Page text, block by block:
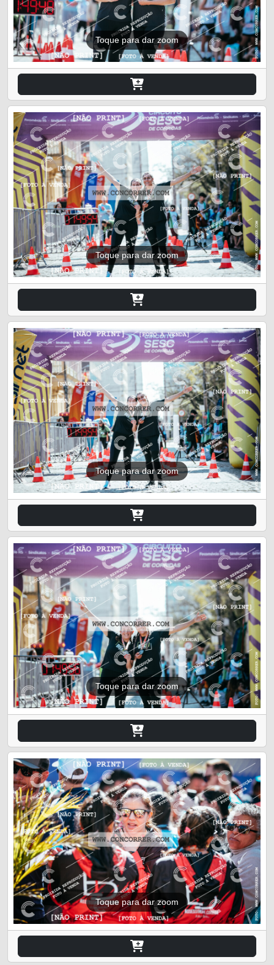
Toque para dar zoom
Toque para dar zoom
Toque para dar zoom
Toque para dar zoom
Toque para dar zoom